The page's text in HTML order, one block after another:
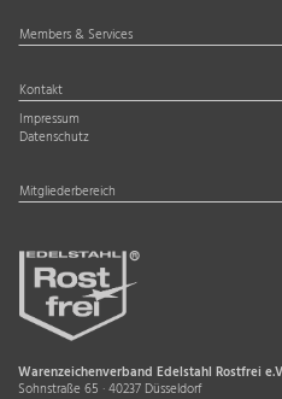
Members & Services
Kontakt
Impressum
Datenschutz
Mitgliederbereich
Warenzeichenverband Edelstahl Rostfrei
Sohnstraße 65 · 40237 Düsseldorf